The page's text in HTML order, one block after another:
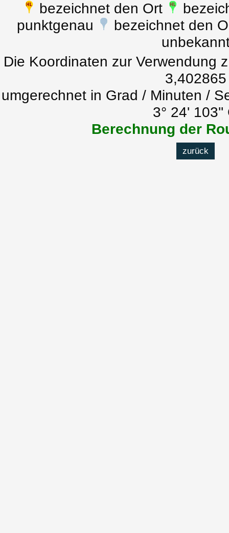
bezeichnet den Ort
punktgenau
bezeichnet den
Die Koordinaten zur Verwendung
3,402865
umgerechnet in Grad / Minuten /
3° 24' 103''
Berechnung der